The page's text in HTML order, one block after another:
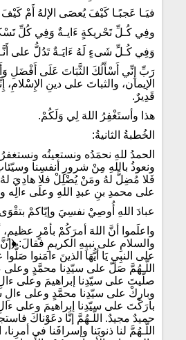
فيَـا عَجبًـا كَيْفَ يُعصَى الإلهُ أَمْ
وفِي كُـلِّ تَحْريكةٍ ءَايـةٌ وَفِي كُلِّ
وَفِي كُـلِّ شَىءٍ لَهُ ءَايَـةٌ تَدُلُّ على
رَبِّ إِنِّي أَسْأَلُكَ الثَّبَاتَ عَلَى أَفْضَلِ
الإيمان، والثباتَ على دينِ
قَدِيرٌ.
هذا وأستَغْفِرُ اللهَ لِي وَلَكُمْ.
الخُطبةُ الثانيةُ:
الحمدُ للهِ نحمَدُه ونستعينُه
ونعوذُ باللهِ مِنْ شرورِ أنفسِنا
فَلا مُضِلَّ لهُ ومَنْ يُضْلِلْ فلا هادِيَ لهُ
على محمدِ بنِ عبدِ اللهِ وعلَى ءالِه
عبادَ اللهِ أُوصِيْ نفسِيَ وإيّاكمْ
واعلَموا أنَّ اللهَ أمرَكُمْ بأمْرٍ عظيمٍ،
والسلامِ على نبيِهِ الكريمِ فقالَ:﴿
على النبِيِ يَا أيُّهَا الذينَ ءامَنوا
اللّـهُمَّ صَلّ على سيّدِنا محمَّدٍ وعلى
صلّيتَ على سيّدِنا إبراهيمَ وعلى ءالِ
وبارِكْ على سيّدِنا محمَّدٍ وعلى ءالِ
بارَكْتَ على سيّدِنا إبراهيمَ وعلى
حميدٌ مجيدٌ. اللّـهُمَّ إنَّا دعَوْناكَ
اللّـهُمَّ لنا ذنوبَنا وإسرافَنا في